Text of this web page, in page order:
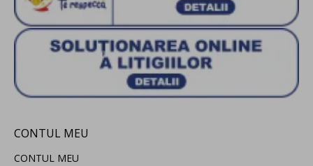
CONTUL MEU
CONTUL MEU